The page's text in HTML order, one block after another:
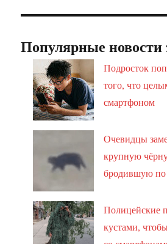
Популярные новости
Подросток
того, что
смартфоном
Очевидцы
крупную
бродившую
Полицейские
кустами,